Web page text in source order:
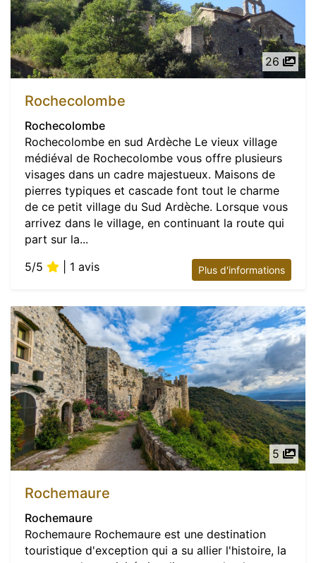
26
Rochecolombe
Rochecolombe
Rochecolombe en sud Ardèche Le vieux village
médiéval de Rochecolombe vous offre plusieurs
visages dans un cadre majestueux. Maisons de
pierres typiques et cascade font tout le charme
de ce petit village du Sud Ardèche. Lorsque vous
arrivez dans le village, en continuant la route qui
part sur la...
5/5
| 1 avis Plus d'informations
5
Rochemaure
Rochemaure
Rochemaure Rochemaure est une destination
touristique d'exception qui a su allier l'histoire, la